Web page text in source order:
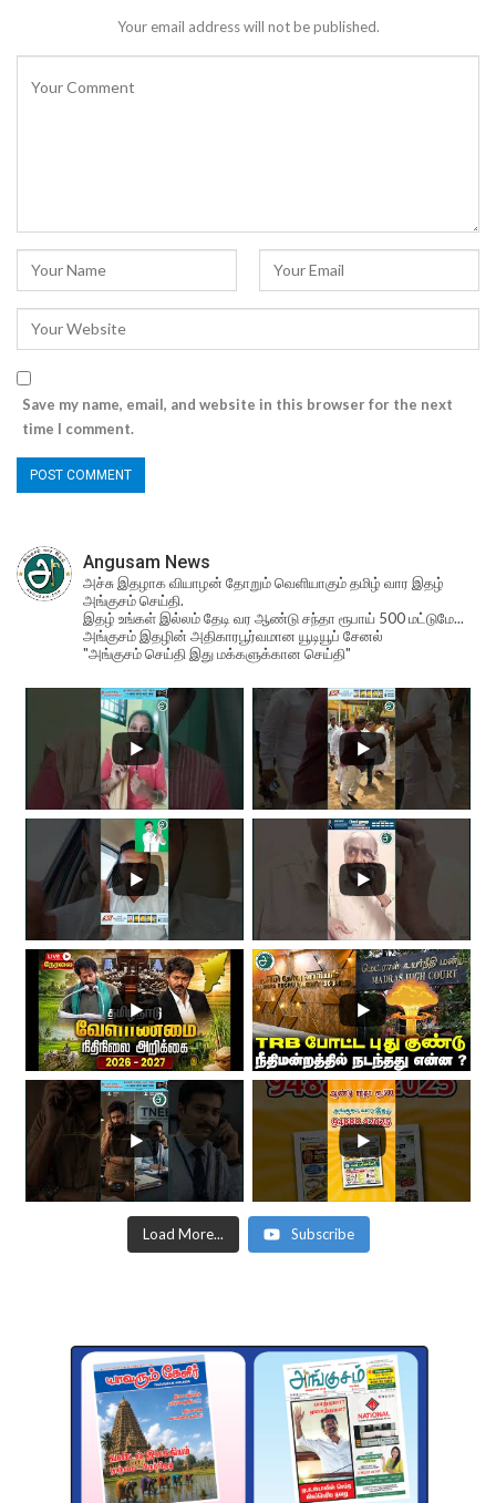
Your email address will not be published.
Save my name, email, and website in this browser for the next
time I comment.
Angusam News
அச்சு இதழாக வியாழன் தோறும் வெளியாகும் தமிழ் வார இதழ்
அங்குசம் செய்தி.
இதழ் உங்கள் இல்லம் தேடி வர ஆண்டு சந்தா ரூபாய் 500 மட்டுமே...
அங்குசம் இதழின் அதிகாரபூர்வமான யூடியூப் சேனல்
"அங்குசம் செய்தி இது மக்களுக்கான செய்தி"
Load More... Subscribe